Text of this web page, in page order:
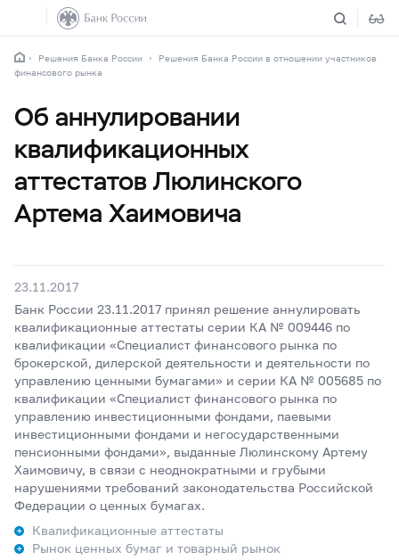
Решения Банка России
Решения Банка России в отношении участников
финансового рынка
Об аннулировании
квалификационных
аттестатов Люлинского
Артема Хаимовича
23.11.2017
Банк России 23.11.2017 принял решение аннулировать
квалификационные аттестаты серии КА № 009446 по
квалификации «Специалист финансового рынка по
брокерской, дилерской деятельности и деятельности по
управлению ценными бумагами» и серии КА № 005685 по
квалификации «Специалист финансового рынка по
управлению инвестиционными фондами, паевыми
инвестиционными фондами и негосударственными
пенсионными фондами», выданные Люлинскому Артему
Хаимовичу, в связи с неоднократными и грубыми
нарушениями требований законодательства Российской
Федерации о ценных бумагах.
Квалификационные аттестаты
Рынок ценных бумаг и товарный рынок